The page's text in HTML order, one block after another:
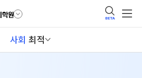
BETA
사회 최적